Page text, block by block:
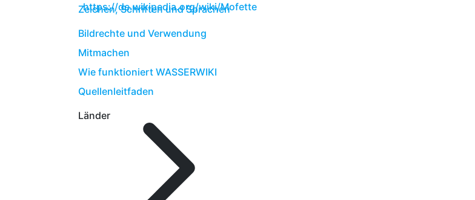
Zeichen, Schriften und Sprachen
Bildrechte und Verwendung
Mitmachen
Wie funktioniert WASSERWIKI
Quellenleitfaden
Länder
https://de.wikipedia.org/wiki/Mofette